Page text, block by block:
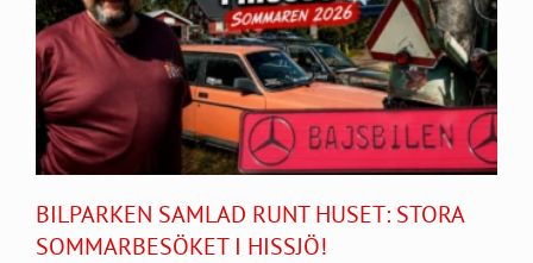
BILPARKEN SAMLAD RUNT HUSET: STORA
SOMMARBESÖKET I HISSJÖ!